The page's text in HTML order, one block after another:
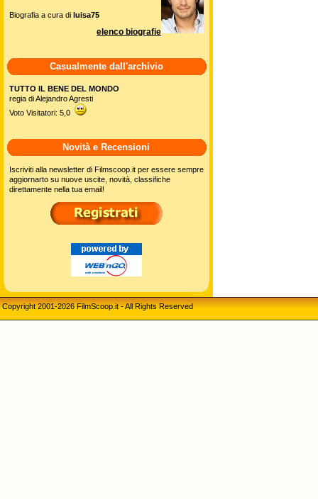
Biografia a cura di luisa75
elenco biografie
Casualmente dall'archivio
TUTTO IL BENE DEL MONDO
regia di Alejandro Agresti
Voto Visitatori: 5,0
Novità e Recensioni
Iscriviti alla newsletter di Filmscoop.it per essere sempre
aggiornarto su nuove uscite, novità, classifiche
direttamente nella tua email!
Copyright 2001-2026 FilmScoop.it - All Rights Reserved